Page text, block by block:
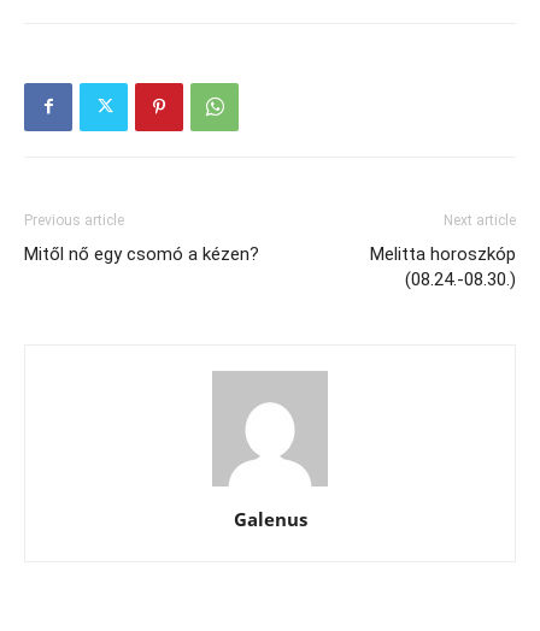
Previous article
Mitől nő egy csomó a kézen?
Next article
Melitta horoszkóp
(08.24.-08.30.)
Galenus